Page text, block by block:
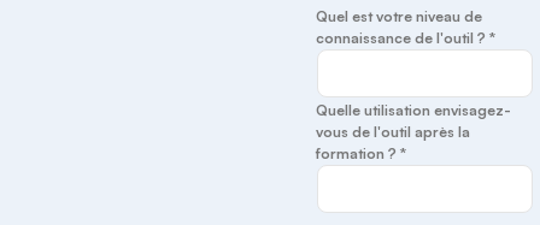
Quel est votre niveau de
connaissance de l'outil ? *
Quelle utilisation envisagez-
vous de l'outil après la
formation ? *